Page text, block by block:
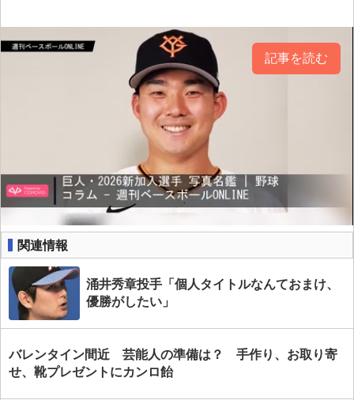
記事を読む
関連情報
涌井秀章投手「個人タイトルなんておまけ、
優勝がしたい」
バレンタイン間近 芸能人の準備は？ 手作り、お取り寄
せ、靴プレゼントにカンロ飴